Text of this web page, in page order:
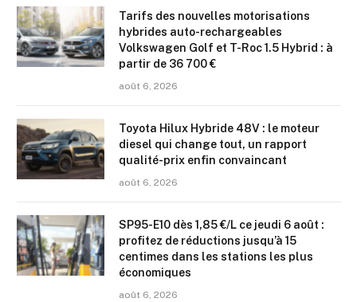
Tarifs des nouvelles motorisations
hybrides auto-rechargeables
Volkswagen Golf et T-Roc 1.5 Hybrid : à
partir de 36 700 €
août 6, 2026
Toyota Hilux Hybride 48V : le moteur
diesel qui change tout, un rapport
qualité-prix enfin convaincant
août 6, 2026
SP95-E10 dès 1,85 €/L ce jeudi 6 août :
profitez de réductions jusqu’à 15
centimes dans les stations les plus
économiques
août 6, 2026